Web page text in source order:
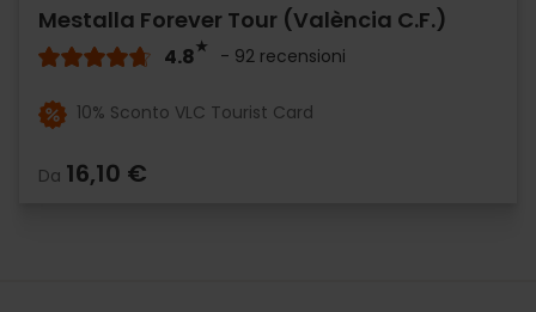
Mestalla Forever Tour (València C.F.)
4.8 - 92 recensioni
10% Sconto VLC Tourist Card
Da 16,10 €